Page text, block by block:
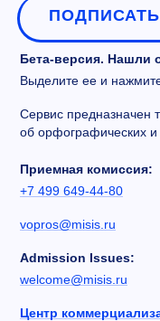
Бета-версия. Нашли
Выделите ее и
Сервис предназначен
об орфографических
Приемная комиссия:
+7 499 649-44-80
vopros@misis.ru
Admission Issues:
welcome@misis.ru
Центр